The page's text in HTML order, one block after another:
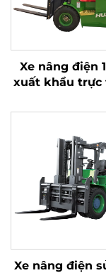
Xe nâng điện
xuất khẩu trực
nhận CE, ISO
địa hình
Xe nâng điện